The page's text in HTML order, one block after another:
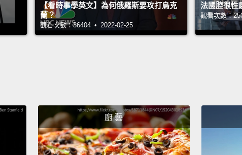
【看時事學英文】為何俄羅斯要攻打烏克
蘭？
觀看次數：36404 • 2022-02-25
法國腔很性
觀看次數：
廚 藝